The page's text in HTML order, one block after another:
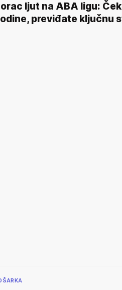
ljut na ABA ligu:
previđate ključnu